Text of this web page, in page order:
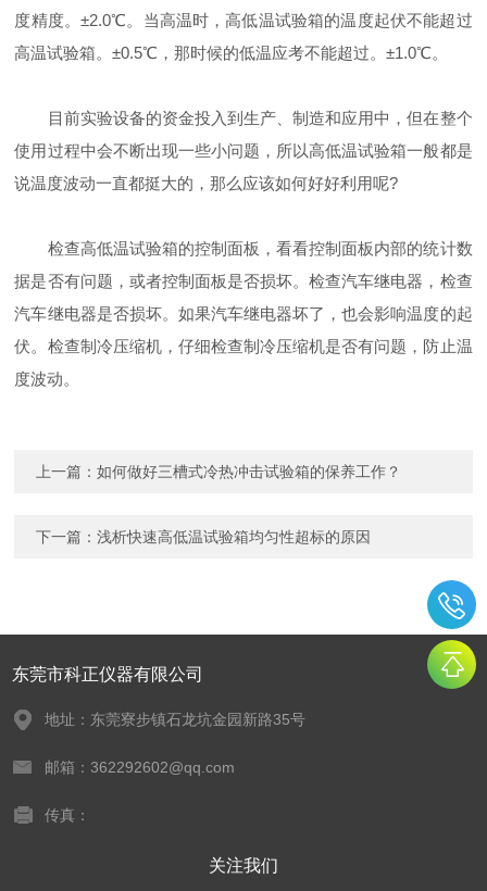
度精度。±2.0℃。当高温时，高低温试验箱的温度起伏不能超过
高温试验箱。±0.5℃，那时候的低温应考不能超过。±1.0℃。
目前实验设备的资金投入到生产、制造和应用中，但在整个
使用过程中会不断出现一些小问题，所以高低温试验箱一般都是
说温度波动一直都挺大的，那么应该如何好好利用呢?
检查高低温试验箱的控制面板，看看控制面板内部的统计数
据是否有问题，或者控制面板是否损坏。检查汽车继电器，检查
汽车继电器是否损坏。如果汽车继电器坏了，也会影响温度的起
伏。检查制冷压缩机，仔细检查制冷压缩机是否有问题，防止温
度波动。
上一篇：如何做好三槽式冷热冲击试验箱的保养工作？
下一篇：浅析快速高低温试验箱均匀性超标的原因
东莞市科正仪器有限公司
地址：东莞寮步镇石龙坑金园新路35号
邮箱：362292602@qq.com
传真：
关注我们